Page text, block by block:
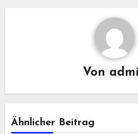
Von
Ähnlicher Beitrag